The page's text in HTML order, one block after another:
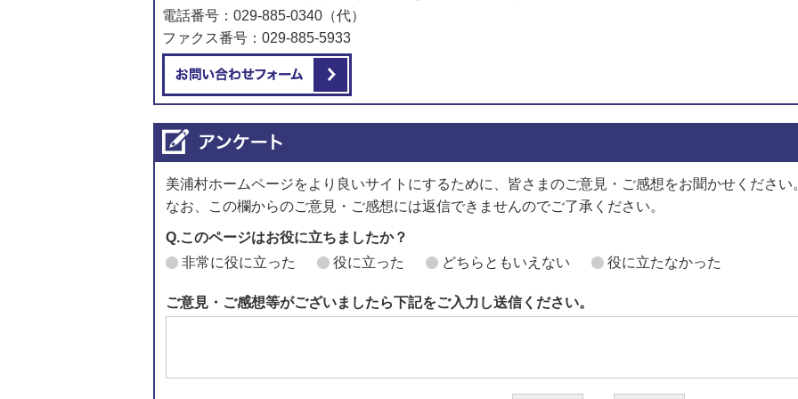
電話番号：029-885-0340（代）
ファクス番号：029-885-5933
美浦村ホームページをより良いサイトにするために、皆さまのご意見・ご感想をお聞かせください
なお、この欄からのご意見・ご感想には返信できませんのでご了承ください。
Q.このページはお役に立ちましたか？
非常に役に立った
役に立った どちらともいえない 役に立たなかった
ご意見・ご感想等がございましたら下記をご入力し送信ください。